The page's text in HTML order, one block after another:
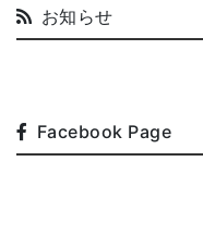
お知らせ
Facebook Page